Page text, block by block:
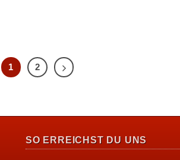
1 2
SO ERREICHST DU UNS